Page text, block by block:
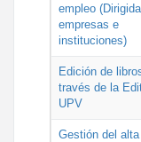
empleo
empresas e
instituciones)
Edición de
través de la
UPV
Gestión del